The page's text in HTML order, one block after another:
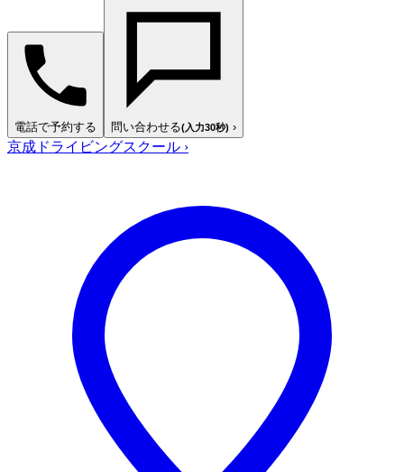
電話で予約する 問い合わせる(入力30秒) ›
京成ドライビングスクール ›